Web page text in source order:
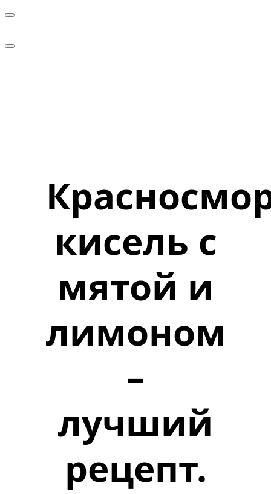
кисель с
мятой и
лимоном
–
лучший
рецепт.